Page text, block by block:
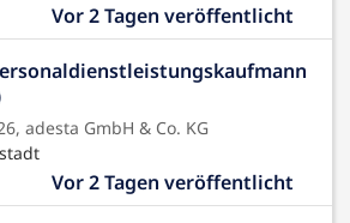
Vor 2 Tagen veröffentlicht
adesta GmbH & Co. KG
Vor 2 Tagen veröffentlicht